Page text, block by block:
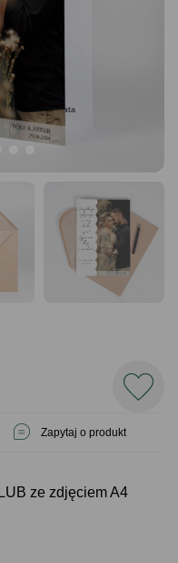
Zapytaj o produkt
ze zdjęciem A4